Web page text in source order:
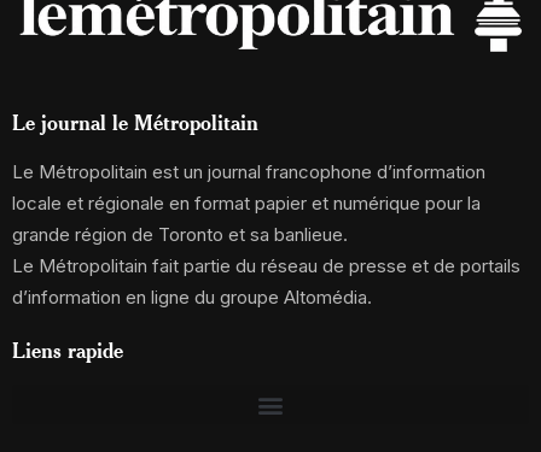
Le journal le Métropolitain
Le Métropolitain est un journal francophone d’information
locale et régionale en format papier et numérique pour la
grande région de Toronto et sa banlieue.
Le Métropolitain fait partie du réseau de presse et de portails
d’information en ligne du groupe Altomédia.
Liens rapide